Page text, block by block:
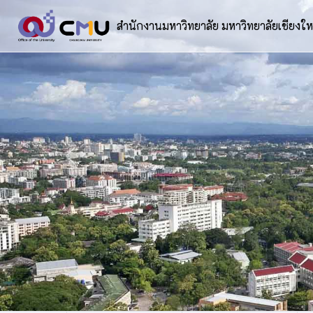
สำนักงานมหาวิทยาลัย มหาวิทยาลัยเชียงใ
Previous